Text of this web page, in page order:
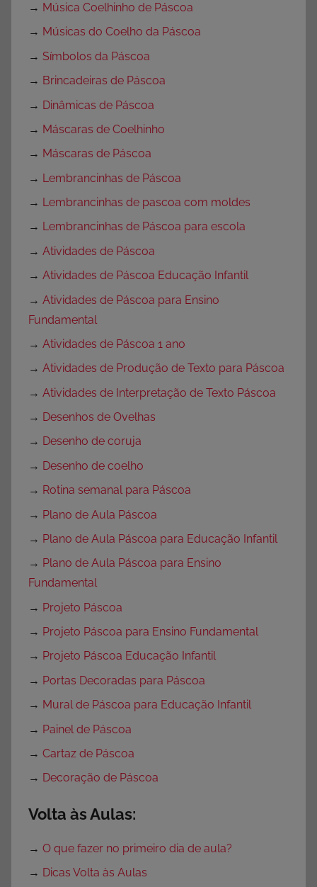
→ Música Coelhinho de Páscoa
→ Músicas do Coelho da Páscoa
→ Símbolos da Páscoa
→ Brincadeiras de Páscoa
→ Dinâmicas de Páscoa
→ Máscaras de Coelhinho
→ Máscaras de Páscoa
→ Lembrancinhas de Páscoa
→ Lembrancinhas de pascoa com moldes
→ Lembrancinhas de Páscoa para escola
→ Atividades de Páscoa
→ Atividades de Páscoa Educação Infantil
→ Atividades de Páscoa para Ensino
Fundamental
→ Atividades de Páscoa 1 ano
→ Atividades de Produção de Texto para Páscoa
→ Atividades de Interpretação de Texto Páscoa
→ Desenhos de Ovelhas
→ Desenho de coruja
→ Desenho de coelho
→ Rotina semanal para Páscoa
→ Plano de Aula Páscoa
→ Plano de Aula Páscoa para Educação Infantil
→ Plano de Aula Páscoa para Ensino
Fundamental
→ Projeto Páscoa
→ Projeto Páscoa para Ensino Fundamental
→ Projeto Páscoa Educação Infantil
→ Portas Decoradas para Páscoa
→ Mural de Páscoa para Educação Infantil
→ Painel de Páscoa
→ Cartaz de Páscoa
→ Decoração de Páscoa
Volta às Aulas:
→ O que fazer no primeiro dia de aula?
→ Dicas Volta às Aulas